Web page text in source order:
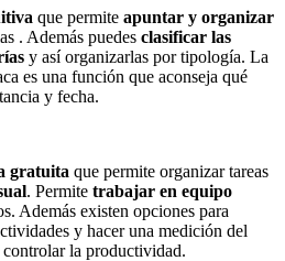
que permite apuntar y organizar
. Además puedes clasificar las
y así organizarlas por tipología. La
es una función que aconseja qué
y fecha.
gratuita que permite organizar tareas
. Permite trabajar en equipo
Además existen opciones para
y hacer una medición del
la productividad.